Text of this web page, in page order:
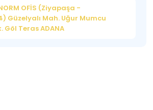
OFİS (Ziyapaşa -
Güzelyalı Mah. Uğur Mumcu
Göl Teras ADANA